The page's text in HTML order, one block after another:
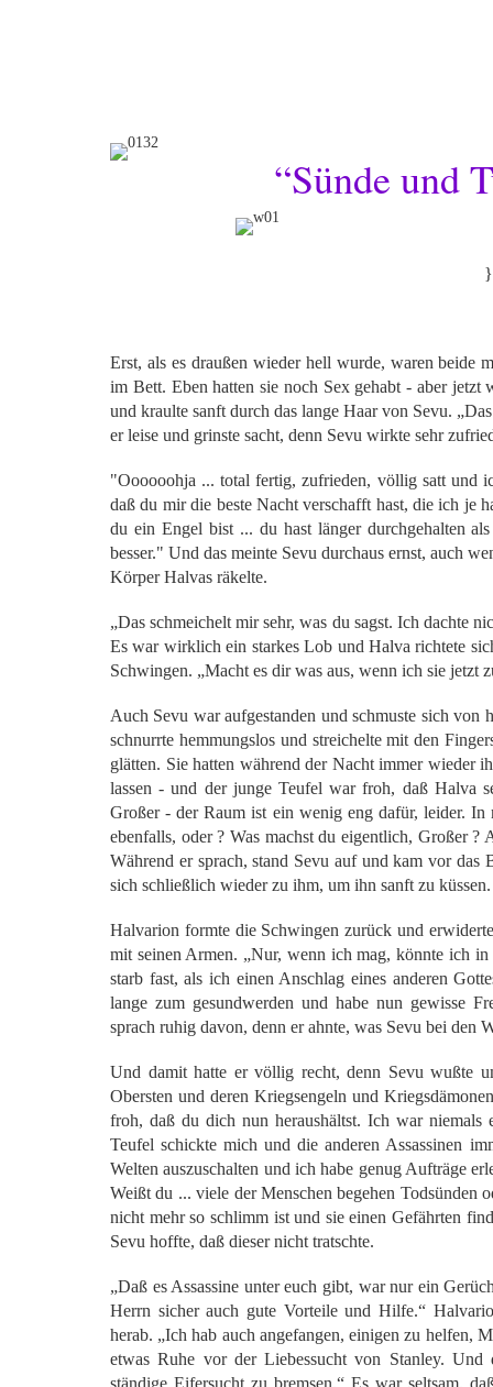
“Sünde und
Erst, als es draußen wieder hell wurde, waren beide
im Bett. Eben hatten sie noch Sex gehabt - aber jetzt
und kraulte sanft durch das lange Haar von Sevu.
er leise und grinste sacht, denn Sevu wirkte sehr
"Oooooohja ... total fertig, zufrieden, völlig satt und
daß du mir die beste Nacht verschafft hast, die ich je
du ein Engel bist ... du hast länger durchgehalten
besser." Und das meinte Sevu durchaus ernst, auch
Körper Halvas räkelte.
„Das schmeichelt mir sehr, was du sagst. Ich dachte
Es war wirklich ein starkes Lob und Halva richtete
Schwingen. „Macht es dir was aus, wenn ich sie jetzt
Auch Sevu war aufgestanden und schmuste sich
schnurrte hemmungslos und streichelte mit den
glätten. Sie hatten während der Nacht immer wieder
lassen - und der junge Teufel war froh, daß Halva
Großer - der Raum ist ein wenig eng dafür, leider.
ebenfalls, oder ? Was machst du eigentlich, Großer
Während er sprach, stand Sevu auf und kam vor das
sich schließlich wieder zu ihm, um ihn sanft zu küssen.
Halvarion formte die Schwingen zurück und
mit seinen Armen. „Nur, wenn ich mag, könnte ich
starb fast, als ich einen Anschlag eines anderen
lange zum gesundwerden und habe nun gewisse
sprach ruhig davon, denn er ahnte, was Sevu bei den
Und damit hatte er völlig recht, denn Sevu wußte
Obersten und deren Kriegsengeln und
froh, daß du dich nun heraushältst. Ich war
Teufel schickte mich und die anderen Assassinen
Welten auszuschalten und ich habe genug Aufträge
Weißt du ... viele der Menschen begehen Todsünden
nicht mehr so schlimm ist und sie einen Gefährten
Sevu hoffte, daß dieser nicht tratschte.
„Daß es Assassine unter euch gibt, war nur ein
Herrn sicher auch gute Vorteile und Hilfe.“
herab. „Ich hab auch angefangen, einigen zu helfen,
etwas Ruhe vor der Liebessucht von Stanley.
ständige Eifersucht zu bremsen.“ Es war seltsam,